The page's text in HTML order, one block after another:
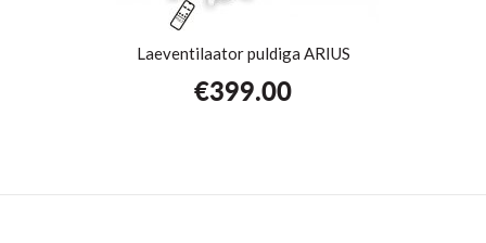
Laeventilaator puldiga ARIUS
€399.00